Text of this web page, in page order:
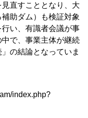
直すこととなり、大
助ダム）も検証対象
い、有識者会議が事
で、事業主体が継続
の結論となっていま
index.php?